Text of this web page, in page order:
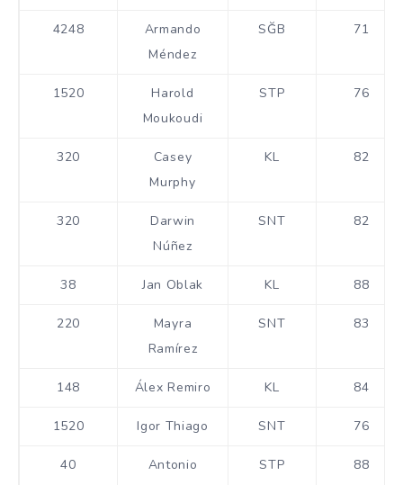
4248
Armando
Méndez
SĞB 71
1520
Harold
Moukoudi
STP 76
320
Casey
Murphy
KL 82
320
Darwin
Núñez
SNT 82
38 Jan Oblak KL 88
220
Mayra
Ramírez
SNT 83
148 Álex Remiro KL 84
1520 Igor Thiago SNT 76
40
Antonio
STP 88